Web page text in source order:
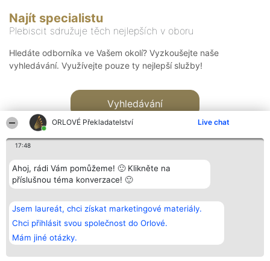
ORLOVÉ Překladatelství Live chat
17:48
Ahoj, rádi Vám pomůžeme! 🙂 Klikněte na
příslušnou téma konverzace! 🙂
Jsem laureát, chci získat marketingové materiály.
Chci přihlásit svou společnost do Orlové.
Mám jiné otázky.
Najít specialistu
Plebiscit sdružuje těch nejlepších v oboru
Hledáte odborníka ve Vašem okolí? Vyzkoušejte naše
vyhledávání. Využívejte pouze ty nejlepší služby!
Vyhledávání
Bright Side Solutions sp. z o.
o. sp. k.
ul. Ruska 22
Wrocław 50-079
KRS 0000749100 | Regon
381313360 | NIP 8943132676
Vítězové
Seznam všech
laureátů
Zásady
Zásady
Kontakt